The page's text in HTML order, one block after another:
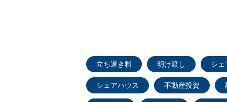
立ち退き料 明け渡し シェ
シェアハウス 不動産投資